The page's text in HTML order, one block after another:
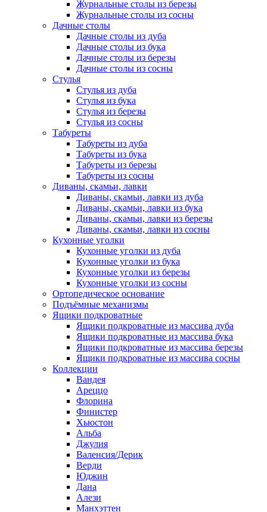
Журнальные столы из березы
Журнальные столы из сосны
Дачные столы
Дачные столы из дуба
Дачные столы из бука
Дачные столы из березы
Дачные столы из сосны
Стулья
Стулья из дуба
Стулья из бука
Стулья из березы
Стулья из сосны
Табуреты
Табуреты из дуба
Табуреты из бука
Табуреты из березы
Табуреты из сосны
Диваны, скамьи, лавки
Диваны, скамьи, лавки из дуба
Диваны, скамьи, лавки из бука
Диваны, скамьи, лавки из березы
Диваны, скамьи, лавки из сосны
Кухонные уголки
Кухонные уголки из дуба
Кухонные уголки из бука
Кухонные уголки из березы
Кухонные уголки из сосны
Ортопедическое основание
Подъёмные механизмы
Ящики подкроватные
Ящики подкроватные из массива дуба
Ящики подкроватные из массива бука
Ящики подкроватные из массива березы
Ящики подкроватные из массива сосны
Коллекции
Вандея
Ареццо
Флорина
Финистер
Хьюстон
Альба
Джулия
Валенсия/Дерик
Верди
Юджин
Дана
Алези
Манхэттен